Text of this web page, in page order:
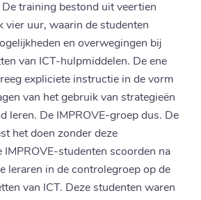
training bestond uit veertien
vier uur, waarin de studenten
en overwegingen bij
van ICT-hulpmiddelen. De ene
expliciete instructie in de vorm
van het gebruik van strategieën
leren. De IMPROVE-groep dus. De
het doen zonder deze
IMPROVE-studenten scoorden na
leraren in de controlegroep op de
van ICT. Deze studenten waren